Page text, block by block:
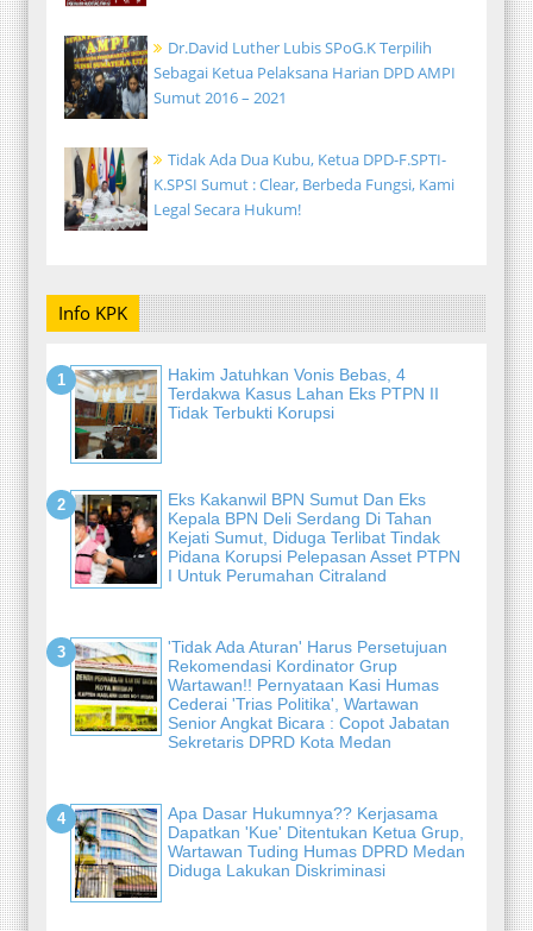
Dr.David Luther Lubis SPoG.K Terpilih
Sebagai Ketua Pelaksana Harian DPD AMPI
Sumut 2016 – 2021
Tidak Ada Dua Kubu, Ketua DPD-F.SPTI-
K.SPSI Sumut : Clear, Berbeda Fungsi, Kami
Legal Secara Hukum!
Info KPK
Hakim Jatuhkan Vonis Bebas, 4
Terdakwa Kasus Lahan Eks PTPN II
Tidak Terbukti Korupsi
Eks Kakanwil BPN Sumut Dan Eks
Kepala BPN Deli Serdang Di Tahan
Kejati Sumut, Diduga Terlibat Tindak
Pidana Korupsi Pelepasan Asset PTPN
I Untuk Perumahan Citraland
'Tidak Ada Aturan' Harus Persetujuan
Rekomendasi Kordinator Grup
Wartawan!! Pernyataan Kasi Humas
Cederai 'Trias Politika', Wartawan
Senior Angkat Bicara : Copot Jabatan
Sekretaris DPRD Kota Medan
Apa Dasar Hukumnya?? Kerjasama
Dapatkan 'Kue' Ditentukan Ketua Grup,
Wartawan Tuding Humas DPRD Medan
Diduga Lakukan Diskriminasi